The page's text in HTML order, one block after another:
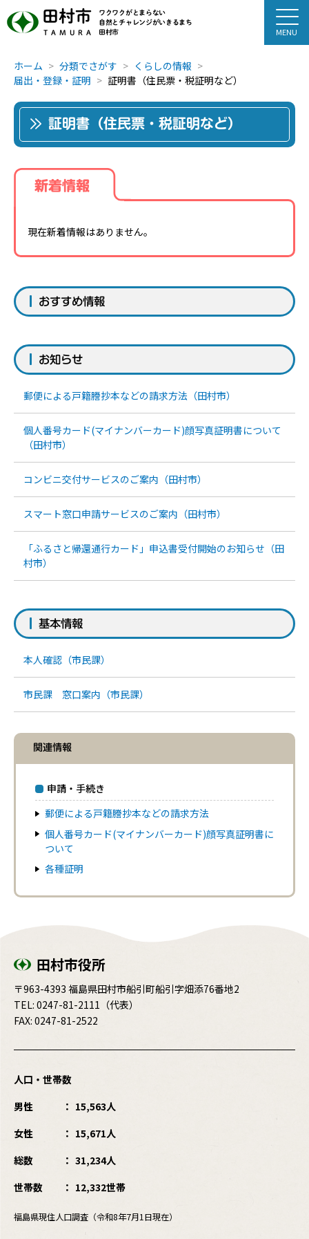
田村市
TAMURA
ワクワクがとまらない
自然とチャレンジがいきるまち
田村市
ホーム 分類でさがす
くらしの情報
届出・登録・証明
証明書（住民票・税証明など）
証明書（住民票・税証明など）
新着情報
現在新着情報はありません。
おすすめ情報
お知らせ
郵便による戸籍謄抄本などの請求方法（田村市）
個人番号カード(マイナンバーカード)顔写真証明書について
（田村市）
コンビニ交付サービスのご案内（田村市）
スマート窓口申請サービスのご案内（田村市）
「ふるさと帰還通行カード」申込書受付開始のお知らせ（田
村市）
基本情報
本人確認（市民課）
市民課 窓口案内（市民課）
関連情報
申請・手続き
郵便による戸籍謄抄本などの請求方法
個人番号カード(マイナンバーカード)顔写真証明書に
ついて
各種証明
田村市役所
〒963-4393 福島県田村市船引町船引字畑添76番地2
TEL: 0247-81-2111 （代表）
FAX: 0247-81-2522
人口・世帯数
男性
15,563人
女性
15,671人
総数
31,234人
世帯数
12,332世帯
福島県現住人口調査（令和8年7月1日現在）